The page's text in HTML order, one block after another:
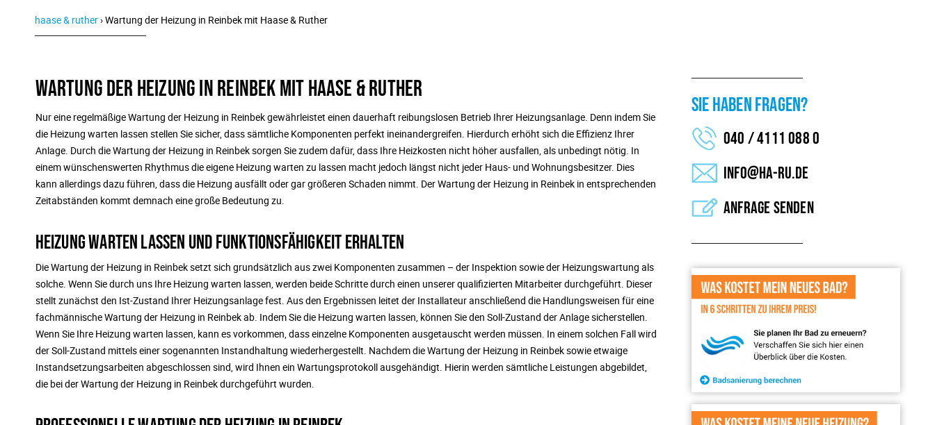
haase & ruther›Wartung der Heizung in Reinbek mit Haase & Ruther
WARTUNG DER HEIZUNG IN REINBEK MIT HAASE & RUTHER
Nur eine regelmäßige Wartung der Heizung in Reinbek gewährleistet einen dauerhaft reibungslosen Betrieb Ihrer Heizungsanlage. Denn indem Sie
die Heizung warten lassen stellen Sie sicher, dass sämtliche Komponenten perfekt ineinandergreifen. Hierdurch erhöht sich die Effizienz Ihrer
Anlage. Durch die Wartung der Heizung in Reinbek sorgen Sie zudem dafür, dass Ihre Heizkosten nicht höher ausfallen, als unbedingt nötig. In
einem wünschenswerten Rhythmus die eigene Heizung warten zu lassen macht jedoch längst nicht jeder Haus- und Wohnungsbesitzer. Dies
kann allerdings dazu führen, dass die Heizung ausfällt oder gar größeren Schaden nimmt. Der Wartung der Heizung in Reinbek in entsprechenden
Zeitabständen kommt demnach eine große Bedeutung zu.
HEIZUNG WARTEN LASSEN UND FUNKTIONSFÄHIGKEIT ERHALTEN
Die Wartung der Heizung in Reinbek setzt sich grundsätzlich aus zwei Komponenten zusammen – der Inspektion sowie der Heizungswartung als
solche. Wenn Sie durch uns Ihre Heizung warten lassen, werden beide Schritte durch einen unserer qualifizierten Mitarbeiter durchgeführt. Dieser
stellt zunächst den Ist-Zustand Ihrer Heizungsanlage fest. Aus den Ergebnissen leitet der Installateur anschließend die Handlungsweisen für eine
fachmännische Wartung der Heizung in Reinbek ab. Indem Sie die Heizung warten lassen, können Sie den Soll-Zustand der Anlage sicherstellen.
Wenn Sie Ihre Heizung warten lassen, kann es vorkommen, dass einzelne Komponenten ausgetauscht werden müssen. In einem solchen Fall wird
der Soll-Zustand mittels einer sogenannten Instandhaltung wiederhergestellt. Nachdem die Wartung der Heizung in Reinbek sowie etwaige
Instandsetzungsarbeiten abgeschlossen sind, wird Ihnen ein Wartungsprotokoll ausgehändigt. Hierin werden sämtliche Leistungen abgebildet,
die bei der Wartung der Heizung in Reinbek durchgeführt wurden.
SIE HABEN FRAGEN?
040 / 4111 088 0
info@ha-ru.de
Anfrage senden